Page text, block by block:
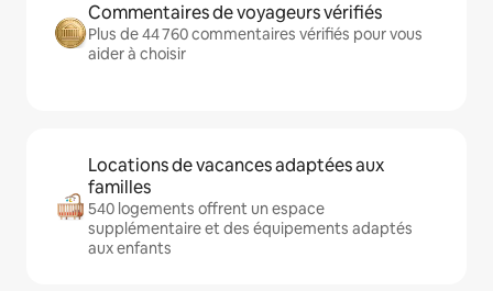
Commentaires de voyageurs vérifiés
Plus de 44 760 commentaires vérifiés pour vous
aider à choisir
Locations de vacances adaptées aux
familles
540 logements offrent un espace
supplémentaire et des équipements adaptés
aux enfants